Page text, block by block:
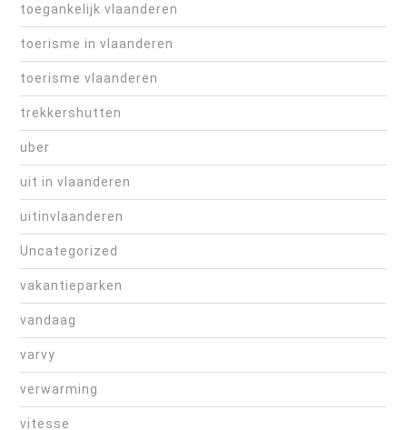
toegankelijk vlaanderen
toerisme in vlaanderen
toerisme vlaanderen
trekkershutten
uber
uit in vlaanderen
uitinvlaanderen
Uncategorized
vakantieparken
vandaag
varvy
verwarming
vitesse